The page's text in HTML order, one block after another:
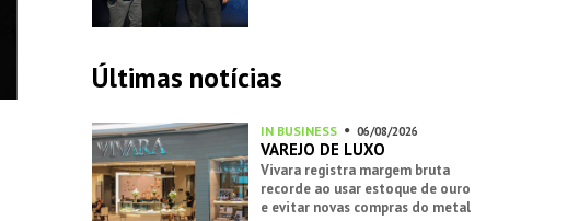
Últimas notícias
IN BUSINESS 06/08/2026
VAREJO DE LUXO
Vivara registra margem bruta
recorde ao usar estoque de ouro
e evitar novas compras do metal